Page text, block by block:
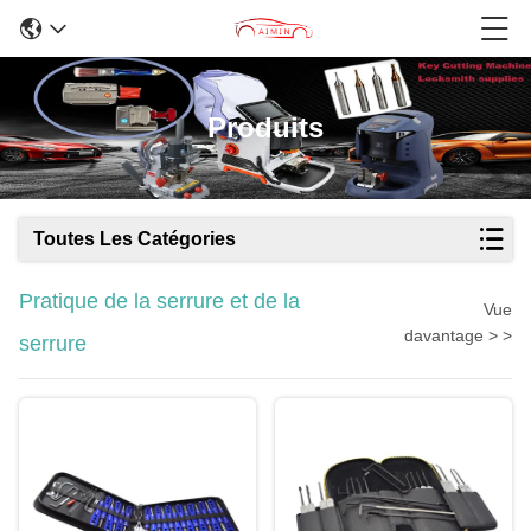
Produits
Toutes Les Catégories
Pratique de la serrure et de la
serrure
Vue
davantage > >